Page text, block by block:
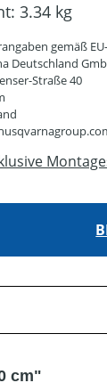
3.34 kg
gemäß
Deutschland
Straße 40
cm"